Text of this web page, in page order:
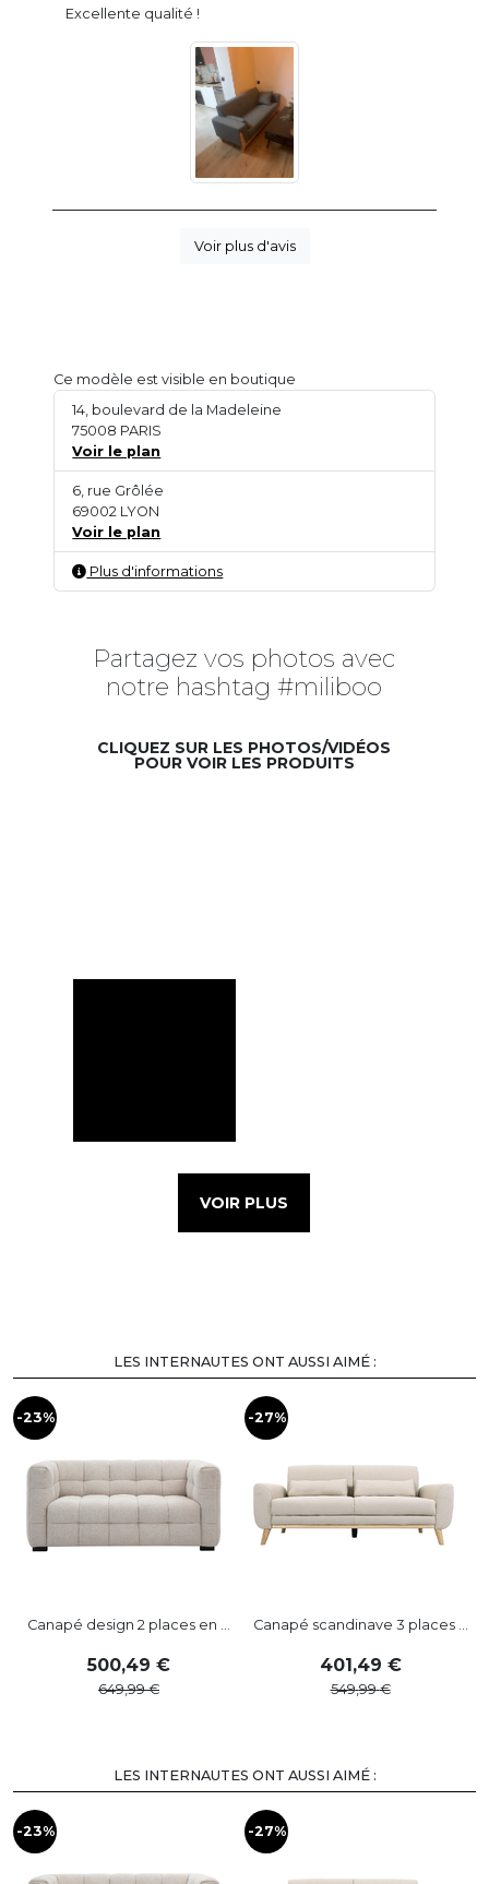
Excellente qualité !
Voir plus d'avis
Ce modèle est visible en boutique
14, boulevard de la Madeleine
75008 PARIS
Voir le plan
6, rue Grôlée
69002 LYON
Voir le plan
Plus d'informations
Partagez vos photos avec
notre hashtag #miliboo
CLIQUEZ SUR LES PHOTOS/VIDÉOS
POUR VOIR LES PRODUITS
VOIR PLUS
LES INTERNAUTES ONT AUSSI AIMÉ :
-23%
Canapé design 2 places en ...
500,49
649,99
-27%
Canapé scandinave 3 places ...
401,49
549,99
LES INTERNAUTES ONT AUSSI AIMÉ :
-23% -27%